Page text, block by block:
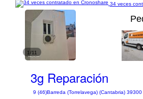
34 veces
1/11
3g Reparación
9 (46)Barreda (Torrelavega) (Cantabria) 39300